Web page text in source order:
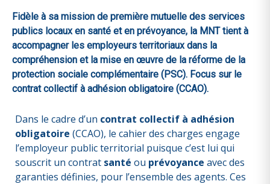
Fidèle à sa mission de première mutuelle des services
publics locaux en santé et en prévoyance, la MNT tient à
accompagner les employeurs territoriaux dans la
compréhension et la mise en œuvre de la réforme de la
protection sociale complémentaire (PSC). Focus sur le
contrat collectif à adhésion obligatoire (CCAO).
Dans le cadre d’un contrat collectif à adhésion
obligatoire (CCAO), le cahier des charges engage
l’employeur public territorial puisque c’est lui qui
souscrit un contrat santé ou prévoyance avec des
garanties définies, pour l’ensemble des agents. Ces